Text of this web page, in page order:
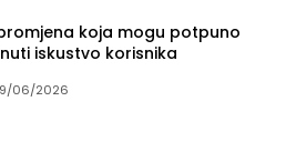
koja mogu potpuno
iskustvo korisnika
06/2026